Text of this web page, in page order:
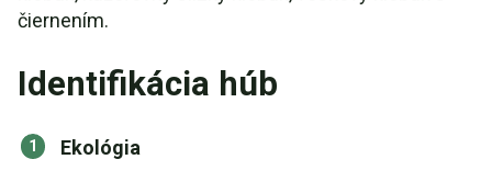
čiernením.
Identifikácia húb
Ekológia